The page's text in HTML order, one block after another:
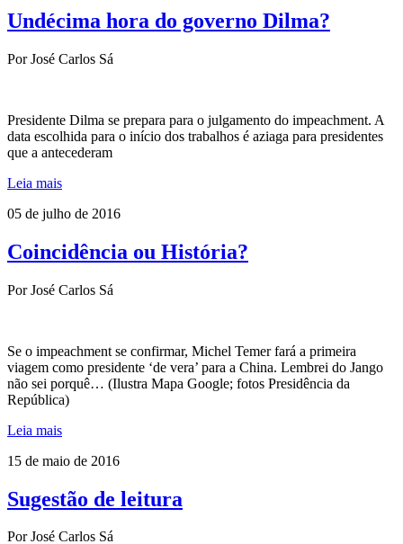
Undécima hora do governo Dilma?
Por José Carlos Sá
Presidente Dilma se prepara para o julgamento do impeachment. A
data escolhida para o início dos trabalhos é aziaga para presidentes
que a antecederam
Leia mais
05 de julho de 2016
Coincidência ou História?
Por José Carlos Sá
Se o impeachment se confirmar, Michel Temer fará a primeira
viagem como presidente ‘de vera’ para a China. Lembrei do Jango
não sei porquê… (Ilustra Mapa Google; fotos Presidência da
República)
Leia mais
15 de maio de 2016
Sugestão de leitura
Por José Carlos Sá